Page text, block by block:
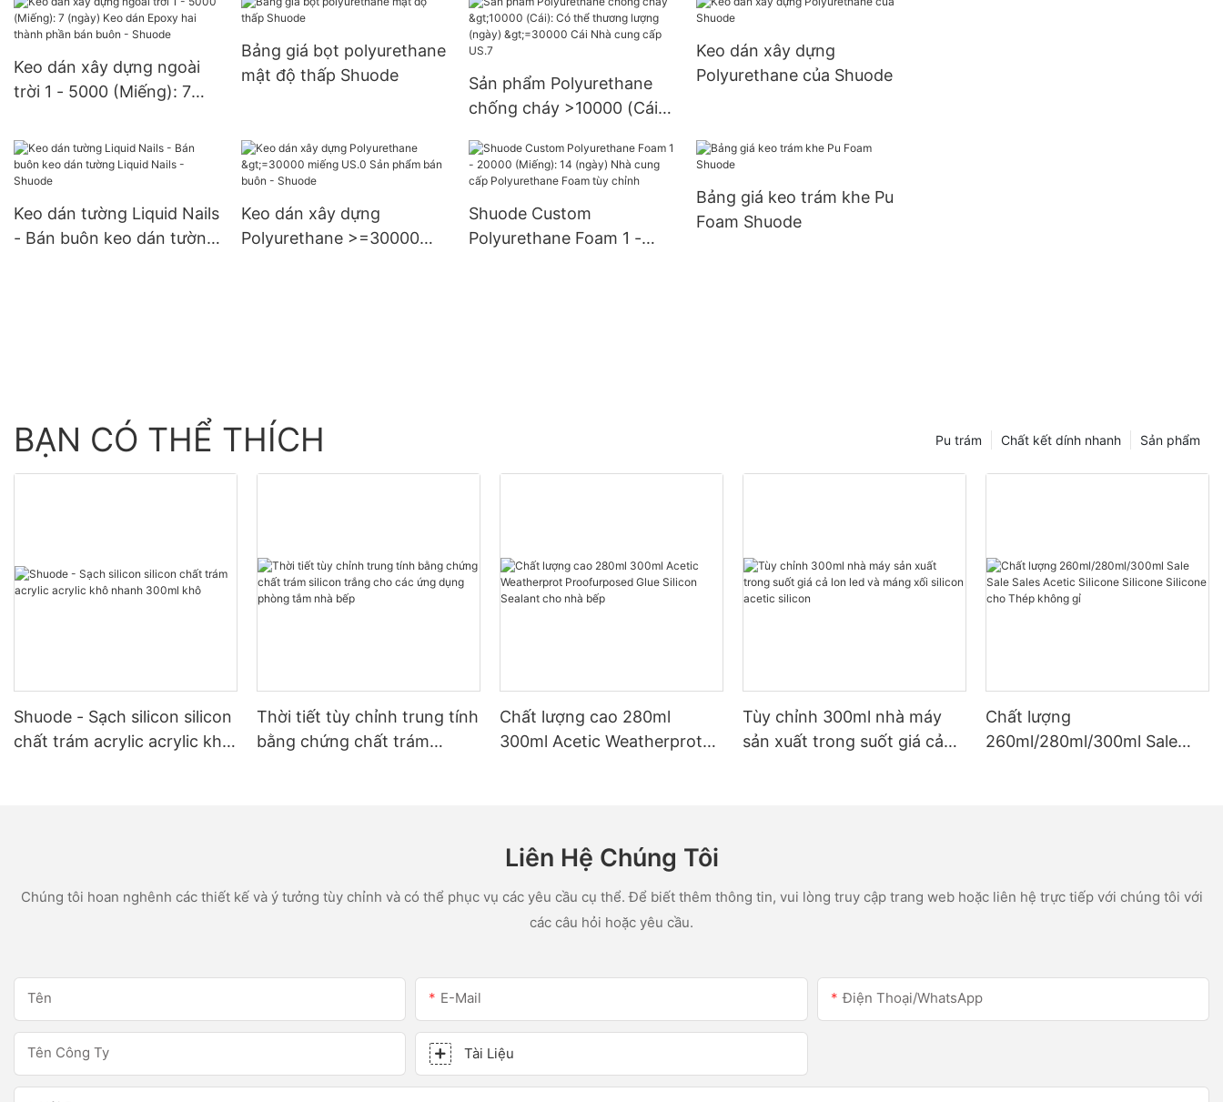
lượng (ngày) >=30000
Miếng Nhà sản xuất tại
Hoa Kỳ 72
Keo dán xây dựng ngoài
trời 1 - 5000 (Miếng): 7
thành phần bán buôn -
Shuode
Bảng giá bọt polyurethane
mật độ thấp Shuode
Sản phẩm Polyurethane
chống cháy >10000 (Cái):
(ngày) >=30000 Cái Nhà
cung cấp US.7
Keo dán xây dựng
Polyurethane của Shuode
Keo dán tường Liquid Nails
- Bán buôn keo dán tường
Keo dán xây dựng
Polyurethane >=30000
Shuode Custom
Polyurethane Foam 1 -
Bảng giá keo trám khe Pu
Foam Shuode
BẠN CÓ THỂ THÍCH Sản phẩm
Chất kết dính nhanh
Pu trám
Shuode - Sạch silicon silicon
chất trám acrylic acrylic khô
Thời tiết tùy chỉnh trung tính
bằng chứng chất trám
Chất lượng cao 280ml
300ml Acetic Weatherprot
Tùy chỉnh 300ml nhà máy
sản xuất trong suốt giá cả
Chất lượng
260ml/280ml/300ml Sale
Liên Hệ Chúng Tôi
Chúng tôi hoan nghênh các thiết kế và ý tưởng tùy chỉnh và có thể phục vụ các yêu cầu cụ thể. Để biết thêm thông tin, vui lòng truy cập trang web hoặc liên hệ trực tiếp với chúng tôi với
các câu hỏi hoặc yêu cầu.
Tên E-Mail Điện Thoại/WhatsApp
Tên Công Ty Tài Liệu